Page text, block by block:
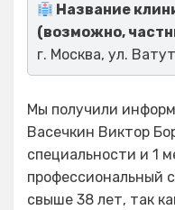
Название
(возможно,
г. Москва, ул.
Мы получили
Васечкин Виктор
специальности и 1
профессиональный
свыше 38 лет, так